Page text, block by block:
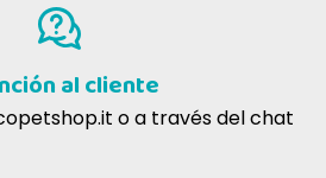
Cone è molto più comodo dei
imbottito facile da lavare è
devono indossarlo molto a lungo.
al cliente
o a través del chat